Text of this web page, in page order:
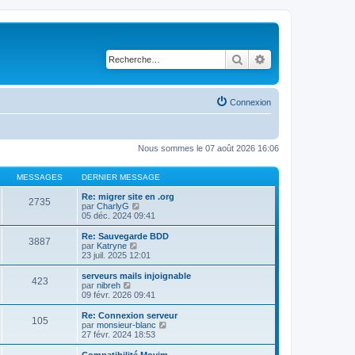
Rechercher
Connexion
Nous sommes le 07 août 2026 16:06
MESSAGES DERNIER MESSAGE
2735
Re: migrer site en .org
par CharlyG
o
i
r
e
e
r
n
i
r
m
e
s
05 déc. 2024 09:41
3887
Re: Sauvegarde BDD
par Katryne
o
i
r
e
r
n
i
23 juil. 2025 12:01
423
serveurs mails injoignable
par nibreh
o
i
r
l
e
e
09 févr. 2026 09:41
105
Re: Connexion serveur
par monsieur-blanc
i
27 févr. 2024 18:53